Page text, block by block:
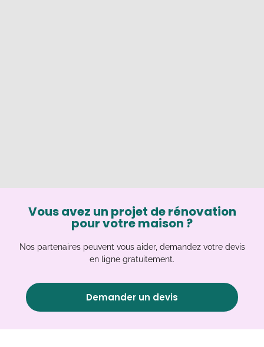
Vous avez un projet de rénovation
pour votre maison ?
Nos partenaires peuvent vous aider, demandez votre devis
en ligne gratuitement.
Demander un devis